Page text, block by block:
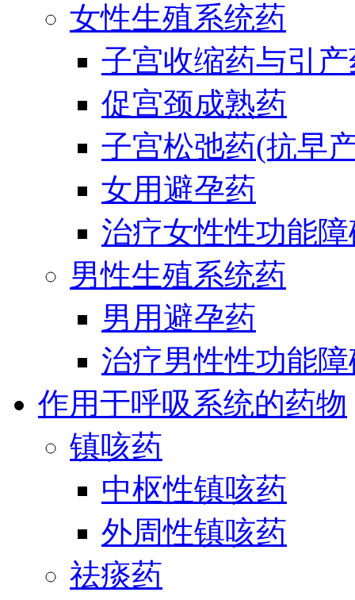
女性生殖系统药
子宫收缩药与引
促宫颈成熟药
子宫松弛药(抗早
女用避孕药
治疗女性性功能
男性生殖系统药
男用避孕药
治疗男性性功能
作用于呼吸系统的药物
镇咳药
中枢性镇咳药
外周性镇咳药
祛痰药